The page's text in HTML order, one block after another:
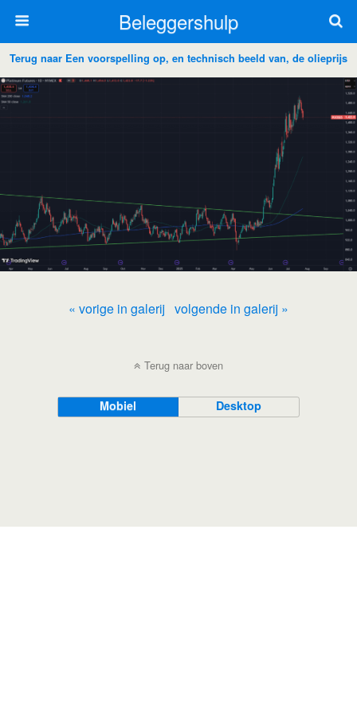
Beleggershulp
Terug naar Een voorspelling op, en technisch beeld van, de olieprijs
« vorige in galerij volgende in galerij »
Terug naar boven
Mobiel Desktop